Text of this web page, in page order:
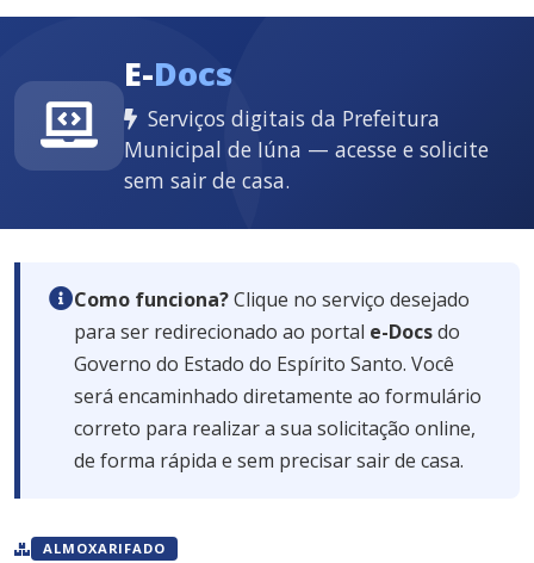
E-Docs
Serviços digitais da Prefeitura
Municipal de Iúna — acesse e solicite
sem sair de casa.
Como funciona?Clique no serviço desejado
para ser redirecionado ao portal e-Docsdo
Governo do Estado do Espírito Santo. Você
será encaminhado diretamente ao formulário
correto para realizar a sua solicitação online,
de forma rápida e sem precisar sair de casa.
ALMOXARIFADO